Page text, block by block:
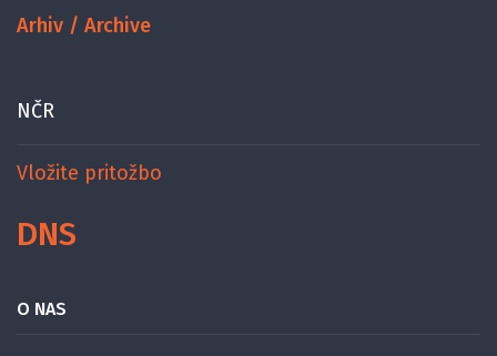
Arhiv / Archive
NČR
Vložite pritožbo
DNS
O NAS